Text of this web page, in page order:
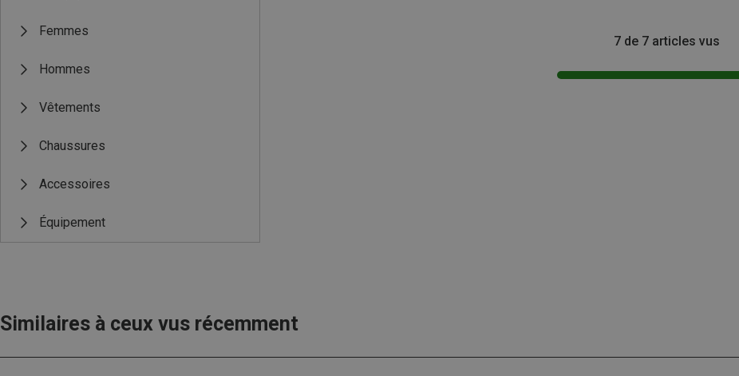
Femmes
Hommes
Vêtements
Chaussures
Accessoires
Équipement
7 de 7 articles vus
Similaires à ceux vus récemment